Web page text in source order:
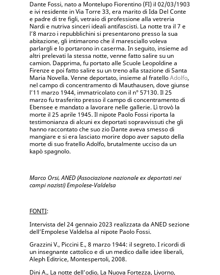
Dante Fossi, nato a Montelupo Fiorentino (FI) il 02/03/1903
e ivi residente in Via Torre 33, era marito di Ida Del Conte
e padre di tre figli, vetraio di professione alla vetreria
Nardi e nutriva sinceri ideali antifascisti. La notte tra il 7 e
l’8 marzo i repubblichini si presentarono presso la sua
abitazione, gli intimarono che il maresciallo voleva
parlargli e lo portarono in caserma. In seguito, insieme ad
altri prelevati la stessa notte, venne fatto salire su un
camion. Dapprima, fu portato alle Scuole Leopoldine a
Firenze e poi fatto salire su un treno alla stazione di Santa
Maria Novella. Venne deportato, insieme al fratello Adolfo,
nel campo di concentramento di Mauthausen, dove giunse
l’11 marzo 1944, immatricolato con il n° 57130. Il 25
marzo fu trasferito presso il campo di concentramento di
Ebensee e mandato a lavorare nelle gallerie. Lì trovò la
morte il 25 aprile 1945. Il nipote Paolo Fossi riporta la
testimonianza di alcuni ex deportati sopravvissuti che gli
hanno raccontato che suo zio Dante aveva smesso di
mangiare e si era lasciato morire dopo aver saputo della
morte di suo fratello Adolfo, brutalmente ucciso da un
kapò spagnolo.
Marco Orsi, ANED (Associazione nazionale ex deportati nei
campi nazisti) Empolese-Valdelsa
FONTI:
Intervista del 24 gennaio 2023 realizzata da ANED sezione
dell’Empolese Valdelsa al nipote Paolo Fossi.
Grazzini V., Piccini E., 8 marzo 1944: il segreto. I ricordi di
un insegnante cattolico e di un medico dalle idee liberali,
Aleph Editrice, Montespertoli, 2008.
Dini A., La notte dell’odio, La Nuova Fortezza, Livorno,